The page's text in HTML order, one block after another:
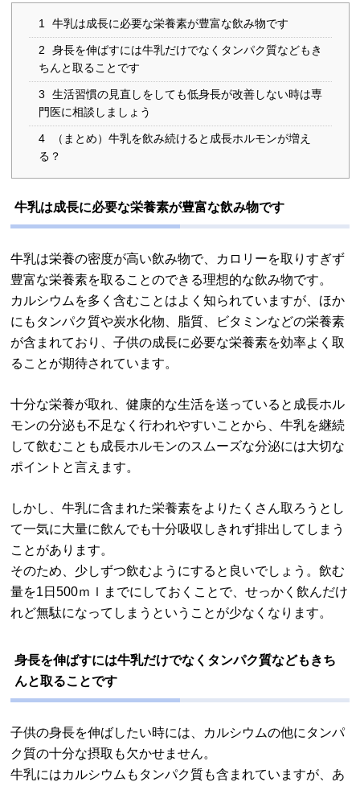
1 牛乳は成長に必要な栄養素が豊富な飲み物です
2
身長を伸ばすには牛乳だけでなくタンパク質などもき
ちんと取ることです
3
生活習慣の見直しをしても低身長が改善しない時は専
門医に相談しましょう
4
（まとめ）牛乳を飲み続けると成長ホルモンが増え
る？
牛乳は成長に必要な栄養素が豊富な飲み物です
牛乳は栄養の密度が高い飲み物で、カロリーを取りすぎず
豊富な栄養素を取ることのできる理想的な飲み物です。
カルシウムを多く含むことはよく知られていますが、ほか
にもタンパク質や炭水化物、脂質、ビタミンなどの栄養素
が含まれており、子供の成長に必要な栄養素を効率よく取
ることが期待されています。
十分な栄養が取れ、健康的な生活を送っていると成長ホル
モンの分泌も不足なく行われやすいことから、牛乳を継続
して飲むことも成長ホルモンのスムーズな分泌には大切な
ポイントと言えます。
しかし、牛乳に含まれた栄養素をよりたくさん取ろうとし
て一気に大量に飲んでも十分吸収しきれず排出してしまう
ことがあります。
そのため、少しずつ飲むようにすると良いでしょう。飲む
量を1日500ｍｌまでにしておくことで、せっかく飲んだけ
れど無駄になってしまうということが少なくなります。
身長を伸ばすには牛乳だけでなくタンパク質などもきち
んと取ることです
子供の身長を伸ばしたい時には、カルシウムの他にタンパ
ク質の十分な摂取も欠かせません。
牛乳にはカルシウムもタンパク質も含まれていますが、あ